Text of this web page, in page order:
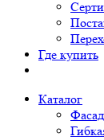
Где купить
Каталог